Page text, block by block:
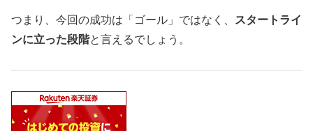
つまり、今回の成功は「ゴール」ではなく、
スタートライ
ンに立った段階と言えるでしょう。